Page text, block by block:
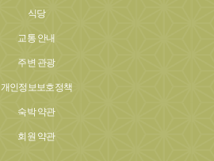
식당
교통 안내
주변 관광
개인정보보호정책
숙박 약관
회원 약관